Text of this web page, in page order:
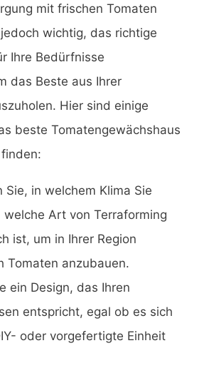
mit frischen Tomaten
wichtig, das richtige
Ihre Bedürfnisse
das Beste aus Ihrer
Hier sind einige
beste Tomatengewächshaus
Sie, in welchem ​​Klima Sie
welche Art von Terraforming
ist, um in Ihrer Region
Tomaten anzubauen.
ein Design, das Ihren
entspricht, egal ob es sich
oder vorgefertigte Einheit